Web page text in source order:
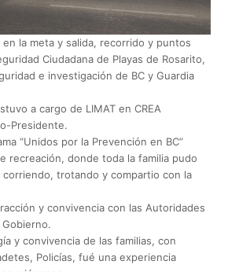
la meta y salida, recorrido y puntos
Ciudadana de Playas de Rosarito,
e investigación de BC y Guardia
a cargo de LIMAT en CREA
Presidente.
“Unidos por la Prevención en BC”
recreación, donde toda la familia pudo
corriendo, trotando y compartio con la
y convivencia con las Autoridades
y convivencia de las familias, con
Policías, fué una experiencia